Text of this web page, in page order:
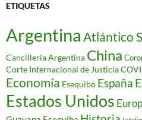
ETIQUETAS
Argentina Atlántico
Cancillería Argentina China
Corte Internacional de Justicia
Economía Esequibo España
Estados Unidos